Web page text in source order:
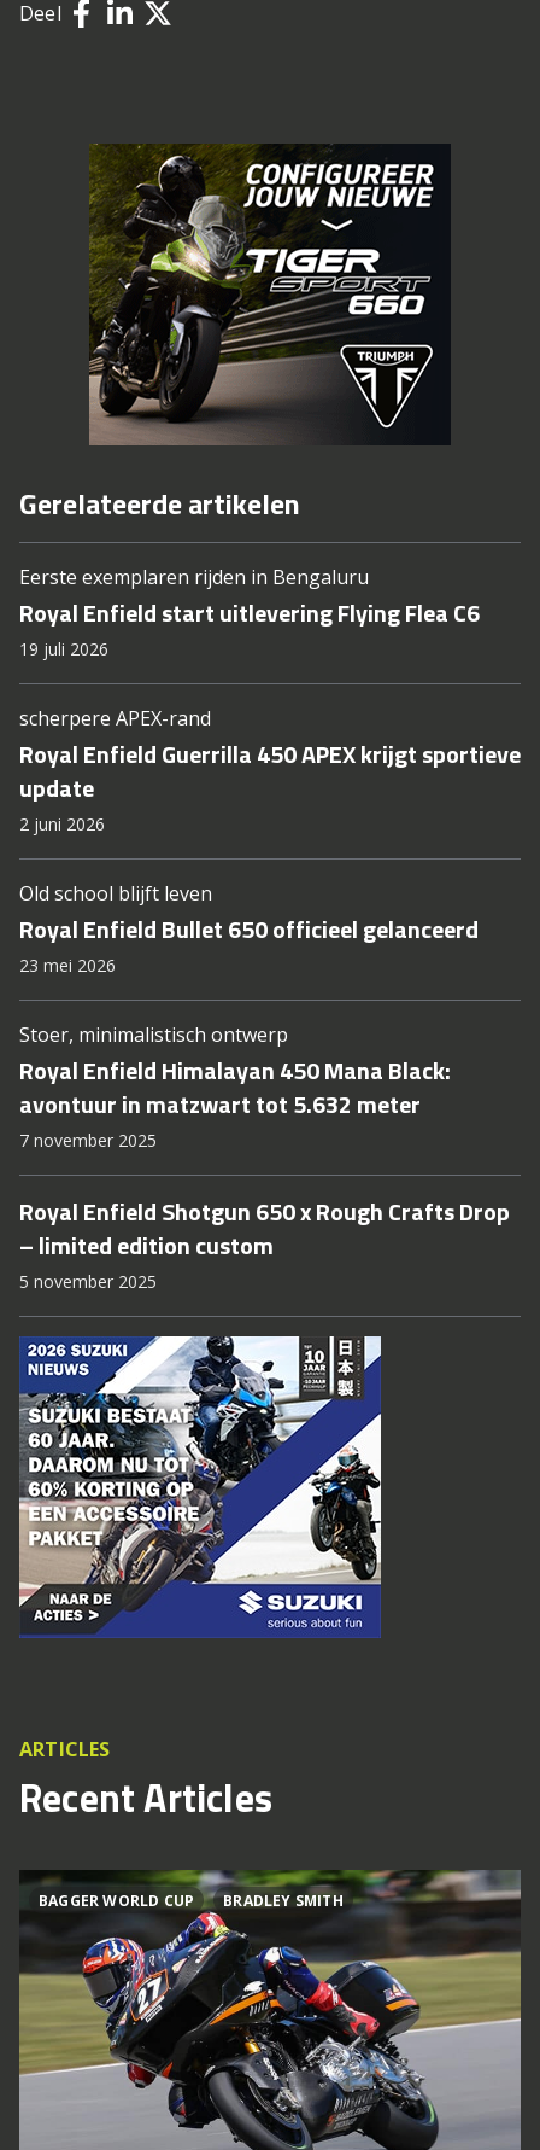
Deel
Gerelateerde artikelen
Eerste exemplaren rijden in Bengaluru
Royal Enfield start uitlevering Flying Flea C6
19 juli 2026
scherpere APEX-rand
Royal Enfield Guerrilla 450 APEX krijgt sportieve
update
2 juni 2026
Old school blijft leven
Royal Enfield Bullet 650 officieel gelanceerd
23 mei 2026
Stoer, minimalistisch ontwerp
Royal Enfield Himalayan 450 Mana Black:
avontuur in matzwart tot 5.632 meter
7 november 2025
Royal Enfield Shotgun 650 x Rough Crafts Drop
– limited edition custom
5 november 2025
ARTICLES
Recent Articles
BAGGER WORLD CUP BRADLEY SMITH